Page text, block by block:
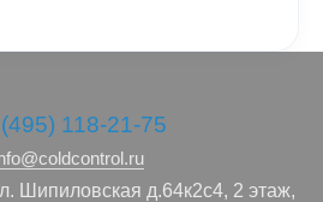
118-21-75
Шипиловская д.64к2с4, 2 этаж,